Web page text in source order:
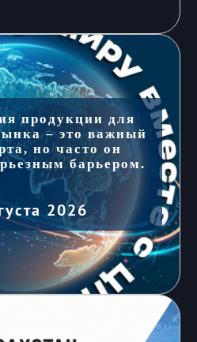
продукции для
– это важный
но часто он
барьером.
2026